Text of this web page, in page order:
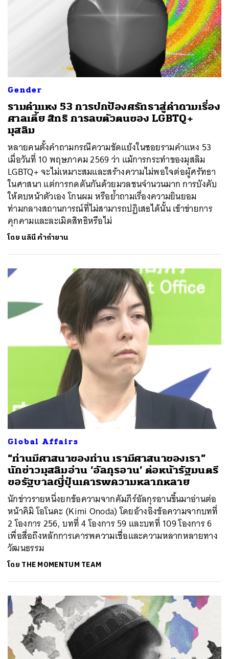
Gender
รามคำแหง 53 การปกป้องศรัทธาสู่คำถามเรื่อง
ศาลเตี้ย สิทธิ การลบตัวตนของ LGBTQ+
มุสลิม
หลายคนตั้งคำถามกรณีความขัดแย้งในซอยรามคำแหง 53
เมื่อวันที่ 10 พฤษภาคม 2569 ว่า แม้การกระทำของมุสลิม
LGBTQ+ จะไม่เหมาะสมและสร้างความไม่พอใจต่อผู้ศรัทธา
ในศาสนา แต่การกดดันกันด้วยมวลชนจำนวนมาก การบังคับ
ให้ตบหน้าตัวเอง โกนผม หรือย้ำถามเรื่องความยินยอม
ท่ามกลางสถานการณ์ที่ไม่สามารถปฏิเสธได้นั้น เข้าข่ายการ
คุกคามและละเมิดสิทธิหรือไม่
โดย นลินี ค้ากำยาน
Global Affairs
“ท่านมีศาสนาของท่าน เรามีศาสนาของเรา”
นักข่าวมุสลิมอ่าน ‘อัลกุรอาน’ ต่อหน้ารัฐมนตรี
ขอรัฐบาลญี่ปุ่นเคารพความหลากหลาย
นักข่าวรายหนึ่งยกข้อความจากคัมภีร์อัลกุรอานขึ้นมาอ่านต่อ
หน้าคิมิ โอโนดะ (Kimi Onoda) โดยอ้างอิงข้อความจากบทที่
2 โองการ 256, บทที่ 4 โองการ 59 และบทที่ 109 โองการ 6
เพื่อสื่อถึงหลักการเคารพความเชื่อและความหลากหลายทาง
วัฒนธรรม
โดย THE MOMENTUM TEAM